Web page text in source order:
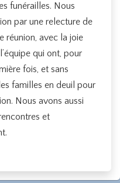
funérailles. Nous
par une relecture de
réunion, avec la joie
qui ont, pour
fois, et sans
familles en deuil pour
Nous avons aussi
et